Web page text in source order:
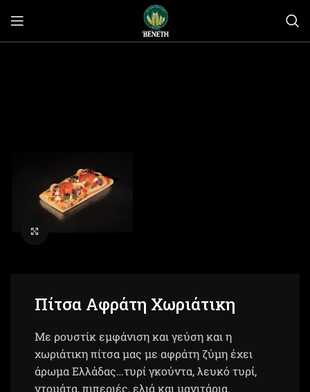
Πίτσα Αφράτη Χωριάτικη
Με ρουστίκ εμφάνιση και γεύση και η
χωριάτικη πίτσα μας με αφράτη ζύμη έχει
άρωμα Ελλάδας…τυρί γκούντα, λευκό τυρί,
ντομάτα, πιπεριές, ελιά και μανιτάρια.